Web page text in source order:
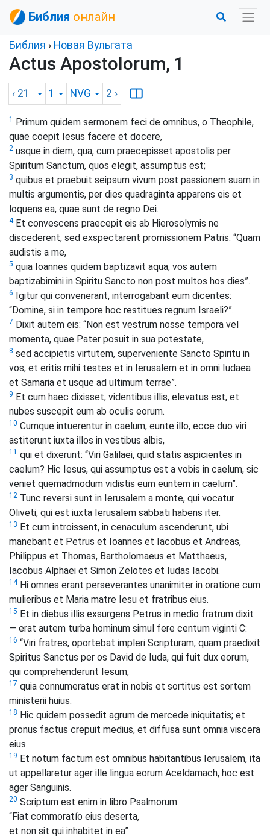
Библия онлайн
Библия › Новая Вульгата
Actus Apostolorum, 1
‹ 21 1 NVG 2 ›
1
Primum quidem sermonem feci de omnibus, o Theophile,
quae coepit Iesus facere et docere,
2 usque in diem, qua, cum praecepisset apostolis per
Spiritum Sanctum, quos elegit, assumptus est;
3 quibus et praebuit seipsum vivum post passionem suam in
multis argumentis, per dies quadraginta apparens eis et
loquens ea, quae sunt de regno Dei.
4Et convescens praecepit eis ab Hierosolymis ne
discederent, sed exspectarent promissionem Patris: “Quam
audistis a me,
5 quia Ioannes quidem baptizavit aqua, vos autem
baptizabimini in Spiritu Sancto non post multos hos dies”.
6
Igitur qui convenerant, interrogabant eum dicentes:
“Domine, si in tempore hoc restitues regnum Israeli?”.
7 Dixit autem eis: “Non est vestrum nosse tempora vel
momenta, quae Pater posuit in sua potestate,
8 sed accipietis virtutem, superveniente Sancto Spiritu in
vos, et eritis mihi testes et in Ierusalem et in omni Iudaea
et Samaria et usque ad ultimum terrae”.
9 Et cum haec dixisset, videntibus illis, elevatus est, et
nubes suscepit eum ab oculis eorum.
10 Cumque intuerentur in caelum, eunte illo, ecce duo viri
astiterunt iuxta illos in vestibus albis,
11 qui et dixerunt: “Viri Galilaei, quid statis aspicientes in
caelum? Hic Iesus, qui assumptus est a vobis in caelum, sic
veniet quemadmodum vidistis eum euntem in caelum”.
12 Tunc reversi sunt in Ierusalem a monte, qui vocatur
Oliveti, qui est iuxta Ierusalem sabbati habens iter.
13 Et cum introissent, in cenaculum ascenderunt, ubi
manebant et Petrus et Ioannes et Iacobus et Andreas,
Philippus et Thomas, Bartholomaeus et Matthaeus,
Iacobus Alphaei et Simon Zelotes et Iudas Iacobi.
14Hi omnes erant perseverantes unanimiter in oratione cum
mulieribus et Maria matre Iesu et fratribus eius.
15 Et in diebus illis exsurgens Petrus in medio fratrum dixit
— erat autem turba hominum simul fere centum viginti C:
16 “Viri fratres, oportebat impleri Scripturam, quam praedixit
Spiritus Sanctus per os David de Iuda, qui fuit dux eorum,
qui comprehenderunt Iesum,
17 quia connumeratus erat in nobis et sortitus est sortem
ministerii huius.
18 Hic quidem possedit agrum de mercede iniquitatis; et
pronus factus crepuit medius, et diffusa sunt omnia viscera
eius.
19 Et notum factum est omnibus habitantibus Ierusalem, ita
ut appellaretur ager ille lingua eorum Aceldamach, hoc est
ager Sanguinis.
20 Scriptum est enim in libro Psalmorum:
“Fiat commoratío eius deserta,
et non sit qui inhabitet in ea”